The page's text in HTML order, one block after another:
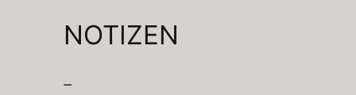
NOTIZEN
–